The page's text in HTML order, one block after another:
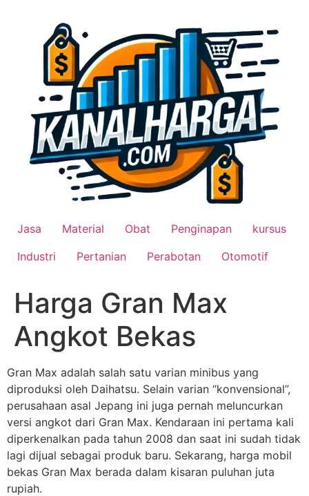
Jasa Material Obat Penginapan
kursus
Industri
Pertanian Perabotan Otomotif
Harga Gran Max
Angkot Bekas
Gran Max adalah salah satu varian minibus yang
diproduksi oleh Daihatsu. Selain varian “konvensional”,
perusahaan asal Jepang ini juga pernah meluncurkan
versi angkot dari Gran Max. Kendaraan ini pertama kali
diperkenalkan pada tahun 2008 dan saat ini sudah tidak
lagi dijual sebagai produk baru. Sekarang, harga mobil
bekas Gran Max berada dalam kisaran puluhan juta
rupiah.